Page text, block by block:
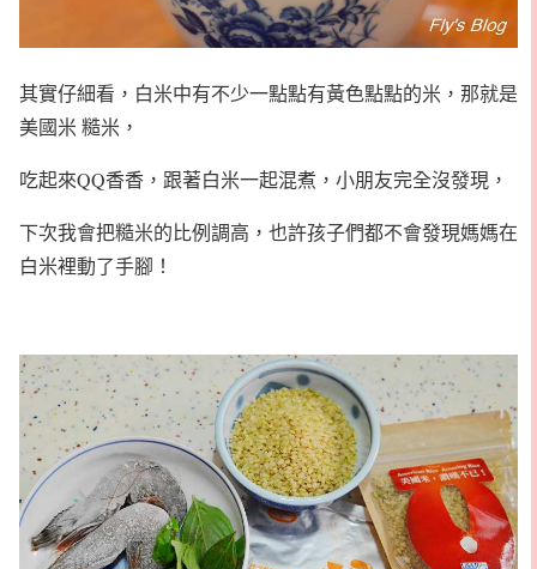
其實仔細看，白米中有不少一點點有黃色點點的米，那就是
美國米 糙米，
吃起來QQ香香，跟著白米一起混煮，小朋友完全沒發現，
下次我會把糙米的比例調高，也許孩子們都不會發現媽媽在
白米裡動了手腳！